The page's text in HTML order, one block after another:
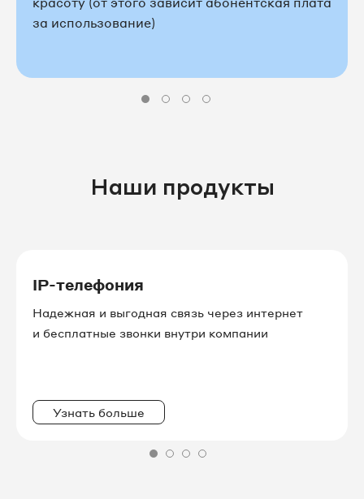
за использование)
Наши продукты
IP-телефония
Надежная и выгодная связь через интернет
и бесплатные звонки внутри компании
Узнать больше